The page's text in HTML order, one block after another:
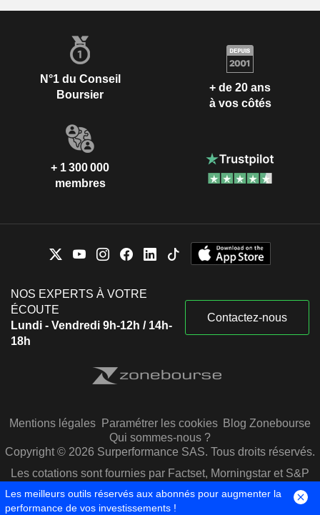
N°1 du Conseil
Boursier
+ de 20 ans
à vos côtés
+ 1 300 000
membres
NOS EXPERTS À VOTRE
ÉCOUTE
Lundi - Vendredi 9h-12h / 14h-
18h
Contactez-nous
Mentions légales Paramétrer les cookies Blog Zonebourse
Qui sommes-nous ?
Copyright © 2026 Surperformance SAS. Tous droits réservés.
Les cotations sont fournies par Factset, Morningstar et S&P
Capital IQ
Les meilleurs outils réservés aux abonnés pour augmenter la
performance de vos investissements !